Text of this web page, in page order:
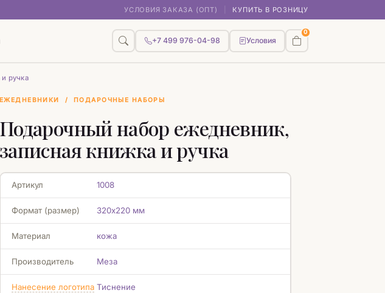
УСЛОВИЯ ЗАКАЗА (ОПТ) КУПИТЬ В РОЗНИЦУ
+7 499 976-04-98 Условия
0
ручка
ЕЖЕДНЕВНИКИ / ПОДАРОЧНЫЕ НАБОРЫ
Подарочный набор ежедневник,
записная книжка и ручка
Артикул 1008
Формат (размер) 320х220 мм
Материал кожа
Производитель Меза
Нанесение логотипа Тиснение